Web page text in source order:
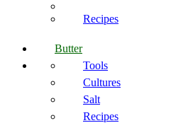
Recipes
Butter
Tools
Cultures
Salt
Recipes